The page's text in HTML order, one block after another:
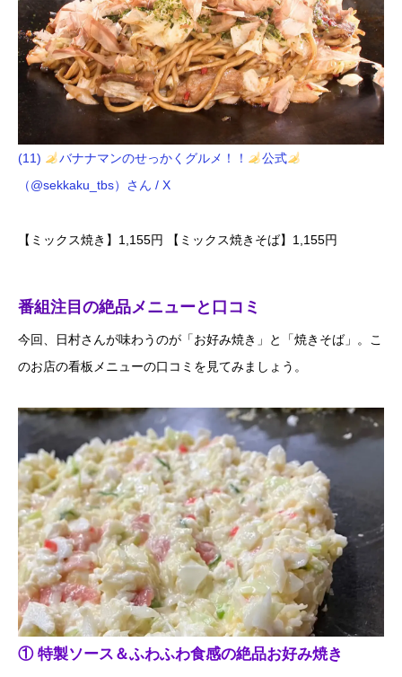
(11) バナナマンのせっかくグルメ！！
公式
（@sekkaku_tbs）さん / X
【ミックス焼き】1,155円 【ミックス焼きそば】1,155円
番組注目の絶品メニューと口コミ
今回、日村さんが味わうのが「お好み焼き」と「焼きそば」。こ
のお店の看板メニューの口コミを見てみましょう。
① 特製ソース＆ふわふわ食感の絶品お好み焼き